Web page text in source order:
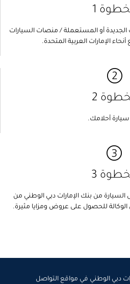
1
الجديدة أو المستعملة / منصات السيارات
الإمارات العربية المتحدة.
2
سيارة أحلامك.
3
من بنك الإمارات دبي الوطني من
الوكالة للحصول على عروض ومزايا مثيرة.
دبي الوطني في مواقع التواصل